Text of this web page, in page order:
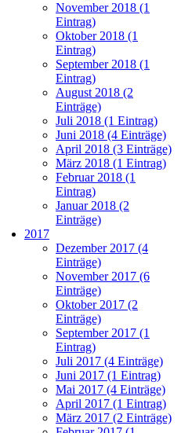
November 2018 (1
Eintrag)
Oktober 2018 (1
Eintrag)
September 2018 (1
Eintrag)
August 2018 (2
Einträge)
Juli 2018 (1 Eintrag)
Juni 2018 (4 Einträge)
April 2018 (3 Einträge)
März 2018 (1 Eintrag)
Februar 2018 (1
Eintrag)
Januar 2018 (2
Einträge)
2017
Dezember 2017 (4
Einträge)
November 2017 (6
Einträge)
Oktober 2017 (2
Einträge)
September 2017 (1
Eintrag)
Juli 2017 (4 Einträge)
Juni 2017 (1 Eintrag)
Mai 2017 (4 Einträge)
April 2017 (1 Eintrag)
März 2017 (2 Einträge)